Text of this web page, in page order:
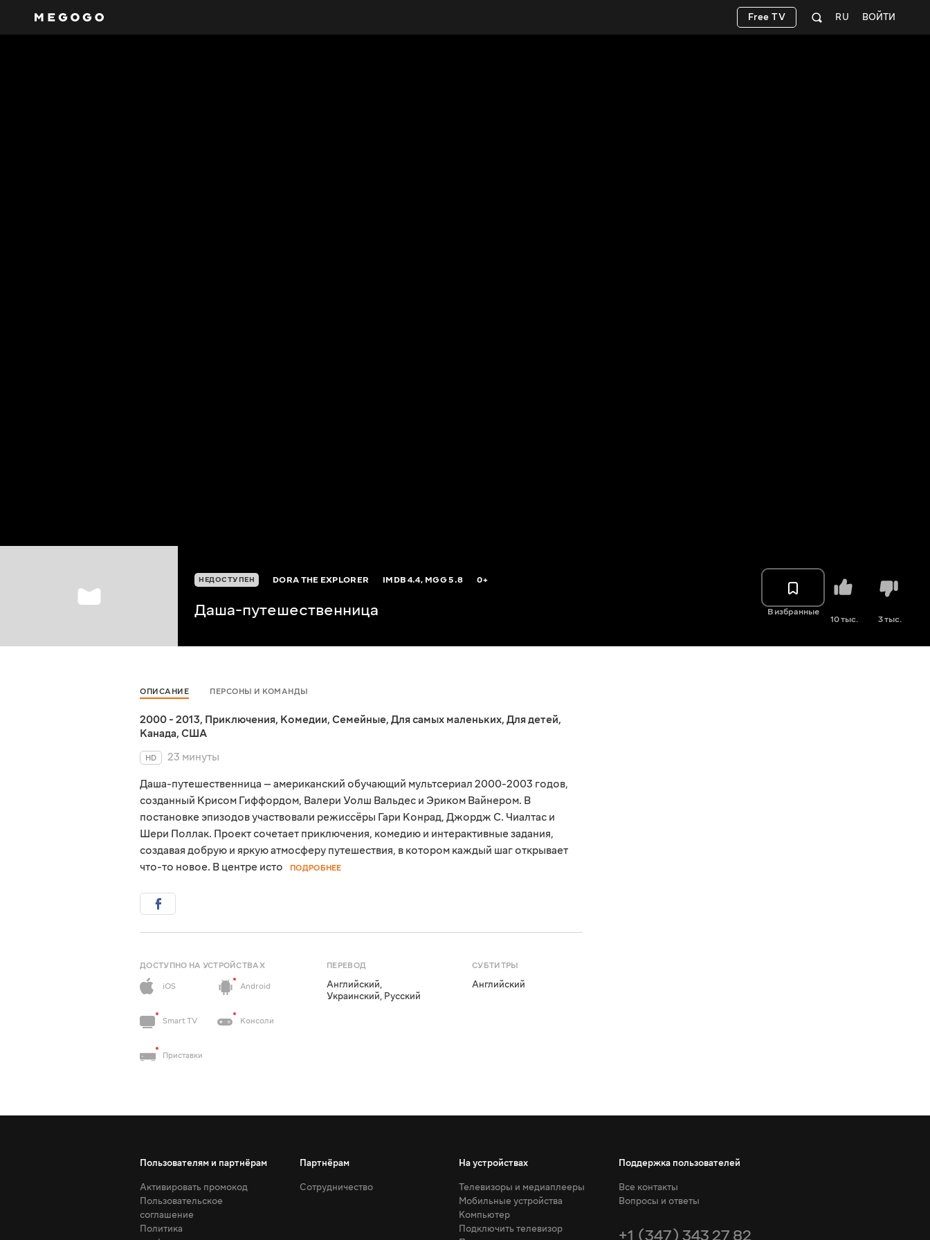
ВОЙТИ
RU
Free TV
НЕДОСТУПЕН DORA THE EXPLORER IMDB4.4, MGG5.8 0+
Даша-путешественница В избранные
10 тыс. 3 тыс.
ОПИСАНИЕ ПЕРСОНЫ И КОМАНДЫ
2000 - 2013, Приключения, Комедии, Семейные, Для самых маленьких, Для детей,
Канада, США
HD
23 минуты
Даша-путешественница — американский обучающий мультсериал 2000-2003 годов,
созданный Крисом Гиффордом, Валери Уолш Вальдес и Эриком Вайнером. В
постановке эпизодов участвовали режиссёры Гари Конрад, Джордж С. Чиалтас и
Шери Поллак. Проект сочетает приключения, комедию и интерактивные задания,
создавая добрую и яркую атмосферу путешествия, в котором каждый шаг открывает
что-то новое. В центре исто
ПОДРОБНЕЕ
ДОСТУПНО НА УСТРОЙСТВАХ
iOS
Android
Smart TV Консоли
Приставки
ПЕРЕВОД
Английский,
Украинский, Русский
СУБТИТРЫ
Английский
Пользователям и партнёрам
Активировать промокод
Пользовательское
соглашение
Политика
Партнёрам
Сотрудничество
На устройствах
Телевизоры и медиаплееры
Мобильные устройства
Компьютер
Подключить телевизор
Поддержка пользователей
Все контакты
Вопросы и ответы
+1 (347) 343 27 82